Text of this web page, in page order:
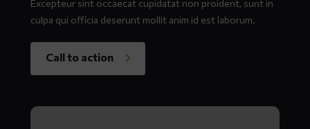
Excepteur sint occaecat cupidatat non proident, sunt in
culpa qui officia deserunt mollit anim id est laborum.
Call to action